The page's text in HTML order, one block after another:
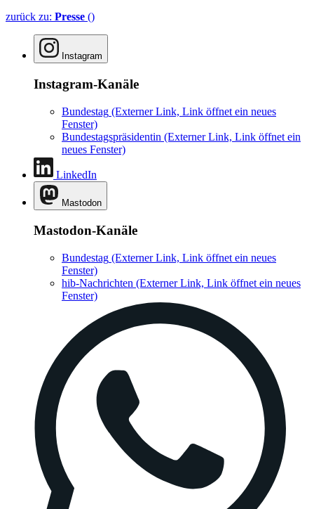
zurück zu: Presse ()
Instagram
Instagram-Kanäle
Bundestag (Externer Link, Link öffnet ein neues
Fenster)
Bundestagspräsidentin (Externer Link, Link öffnet ein
neues Fenster)
LinkedIn
Mastodon
Mastodon-Kanäle
Bundestag (Externer Link, Link öffnet ein neues
Fenster)
hib-Nachrichten (Externer Link, Link öffnet ein neues
Fenster)